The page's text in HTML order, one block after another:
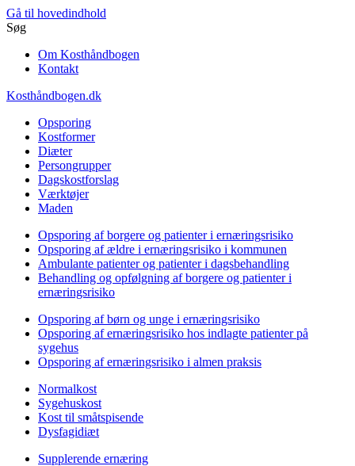
Gå til hovedindhold
Søg
Om Kosthåndbogen
Kontakt
Kosthåndbogen.dk
Opsporing
Kostformer
Diæter
Persongrupper
Dagskostforslag
Værktøjer
Maden
Opsporing af borgere og patienter i ernæringsrisiko
Opsporing af ældre i ernæringsrisiko i kommunen
Ambulante patienter og patienter i dagsbehandling
Behandling og opfølgning af borgere og patienter i
ernæringsrisiko
Opsporing af børn og unge i ernæringsrisiko
Opsporing af ernæringsrisiko hos indlagte patienter på
sygehus
Opsporing af ernæringsrisiko i almen praksis
Normalkost
Sygehuskost
Kost til småtspisende
Dysfagidiæt
Supplerende ernæring